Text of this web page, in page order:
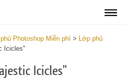
Photoshop Miễn phí > Lớp phủ
Icicles"
Icicles"